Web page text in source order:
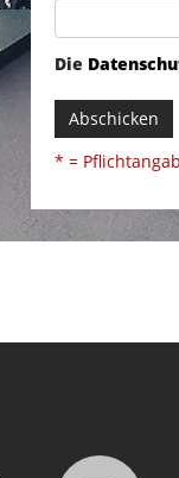
Die
Abschicken
* =